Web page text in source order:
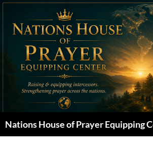
Skip
content
Nations House of Prayer Equipping